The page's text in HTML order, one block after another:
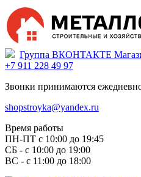
Группа ВКОНТАКТЕ
+7 911 228 49 97
Звонки принимаются
shopstroyka@yandex.ru
Время работы
ПН-ПТ c 10:00 до 19:45
СБ - с 10:00 до 19:00
ВС - с 11:00 до 18:00